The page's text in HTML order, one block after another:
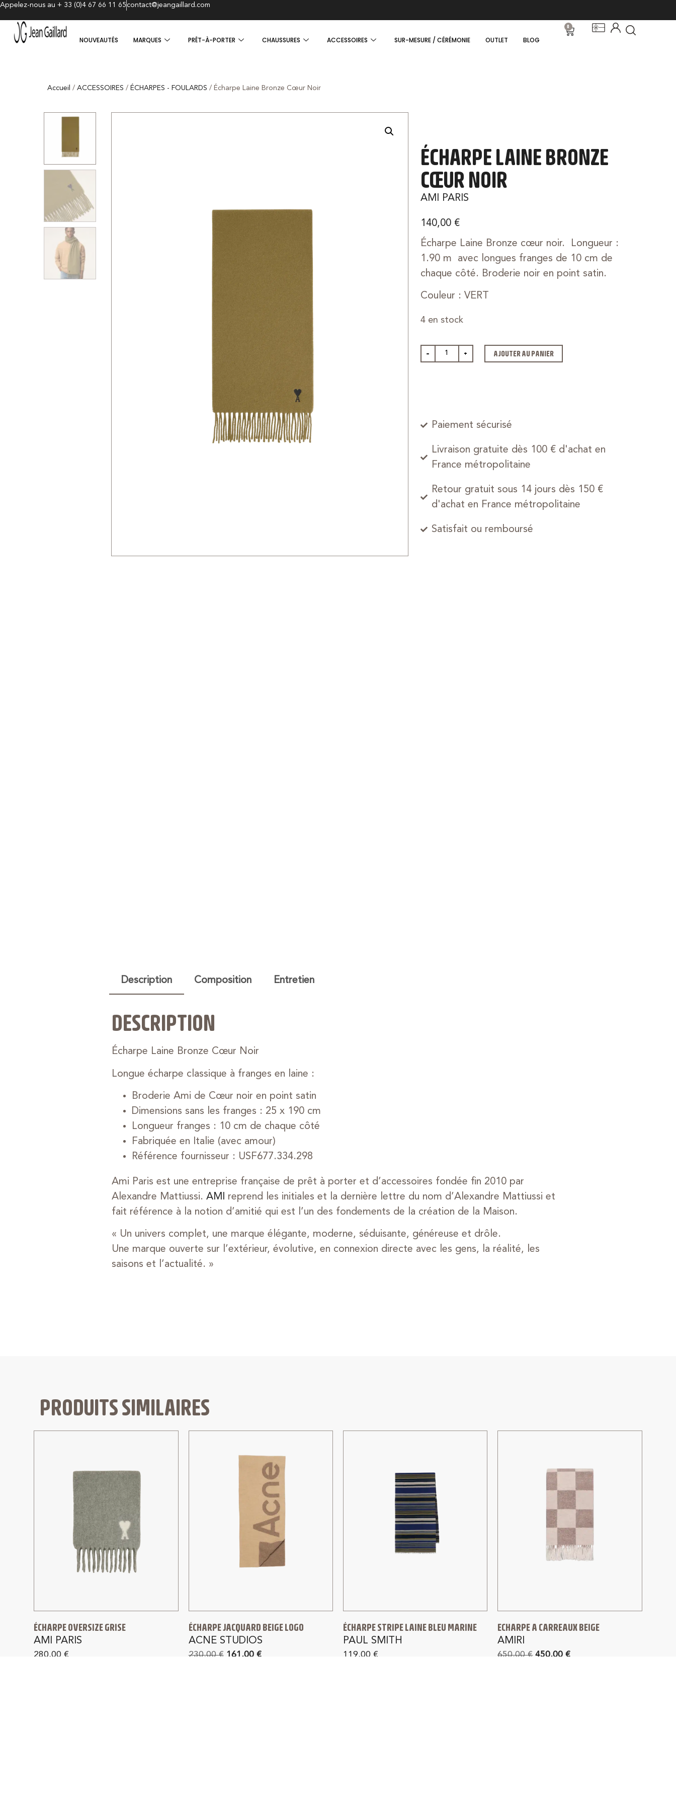
Appelez-nous au + 33 (0)4 67 66 11 65contact@jeangaillard.com
NOUVEAUTÉS MARQUES PRÊT-À-PORTER CHAUSSURES ACCESSOIRES SUR-MESURE / CÉRÉMONIE OUTLET BLOG
0
Accueil /ACCESSOIRES / ÉCHARPES - FOULARDS / Écharpe Laine Bronze Cœur Noir
ÉCHARPE LAINE BRONZE
CŒUR NOIR
AMI PARIS
140,00 €
Écharpe Laine Bronze cœur noir. Longueur :
1.90 m avec longues franges de 10 cm de
chaque côté. Broderie noir en point satin.
Couleur : VERT
4 en stock
- + AJOUTER AU PANIER
Paiement sécurisé
Livraison gratuite dès 100 € d'achat en
France métropolitaine
Retour gratuit sous 14 jours dès 150 €
d'achat en France métropolitaine
Satisfait ou remboursé
Description Composition Entretien
DESCRIPTION
Écharpe Laine Bronze Cœur Noir
Longue écharpe classique à franges en laine :
Broderie Ami de Cœur noir en point satin
Dimensions sans les franges : 25 x 190 cm
Longueur franges : 10 cm de chaque côté
Fabriquée en Italie (avec amour)
Référence fournisseur : USF677.334.298
Ami Paris est une entreprise française de prêt à porter et d’accessoires fondée fin 2010 par
Alexandre Mattiussi. AMI
reprend les initiales et la dernière lettre du nom d’Alexandre Mattiussi et
fait référence à la notion d’amitié qui est l’un des fondements de la création de la Maison.
« Un univers complet, une marque élégante, moderne, séduisante, généreuse et drôle.
Une marque ouverte sur l’extérieur, évolutive, en connexion directe avec les gens, la réalité, les
saisons et l’actualité. »
PRODUITS SIMILAIRES
ÉCHARPE OVERSIZE GRISE
AMI PARIS
280,00€
ÉCHARPE JACQUARD BEIGE LOGO
ACNE STUDIOS
230,00€ 161,00 €
ÉCHARPE STRIPE LAINE BLEU MARINE
PAUL SMITH
119,00 €
ECHARPE A CARREAUX BEIGE
AMIRI
650,00€ 450,00€